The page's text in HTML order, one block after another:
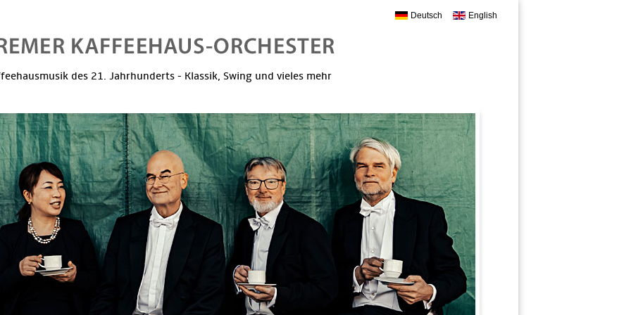
Deutsch English
des 21. Jahrhunderts - Klassik, Swing und vieles mehr